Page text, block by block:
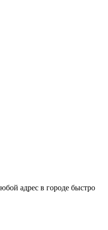
адрес в городе быстро